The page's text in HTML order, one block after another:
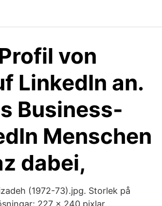
von
LinkedIn an.
Business-
Menschen
dabei,
(1972-73).jpg. Storlek på
227 × 240 pixlar